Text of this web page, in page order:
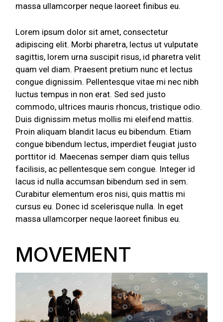
massa ullamcorper neque laoreet finibus eu.
Lorem ipsum dolor sit amet, consectetur
adipiscing elit. Morbi pharetra, lectus ut vulputate
sagittis, lorem urna suscipit risus, id pharetra velit
quam vel diam. Praesent pretium nunc et lectus
congue dignissim. Pellentesque vitae mi nec nibh
luctus tempus in non erat. Sed sed justo
commodo, ultrices mauris rhoncus, tristique odio.
Duis dignissim metus mollis mi eleifend mattis.
Proin aliquam blandit lacus eu bibendum. Etiam
congue bibendum lectus, imperdiet feugiat justo
porttitor id. Maecenas semper diam quis tellus
facilisis, ac pellentesque sem congue. Integer id
lacus id nulla accumsan bibendum sed in sem.
Curabitur elementum eros nisi, quis mattis mi
cursus eu. Donec id scelerisque nulla. In eget
massa ullamcorper neque laoreet finibus eu.
MOVEMENT